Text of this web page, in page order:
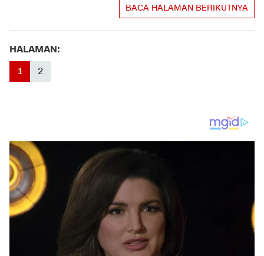
BACA HALAMAN BERIKUTNYA
HALAMAN:
1 2